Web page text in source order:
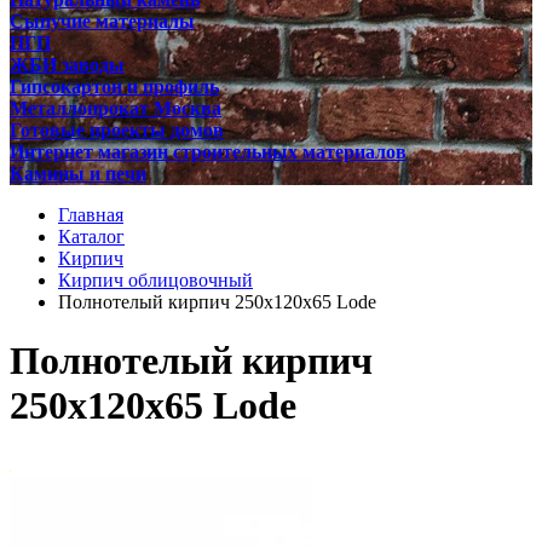
Сыпучие материалы
ПГП
ЖБИ заводы
Гипсокартон и профиль
Металлопрокат Москва
Готовые проекты домов
Интернет магазин строительных материалов
Камины и печи
Главная
Каталог
Кирпич
Кирпич облицовочный
Полнотелый кирпич 250x120x65 Lode
Полнотелый кирпич
250x120x65 Lode